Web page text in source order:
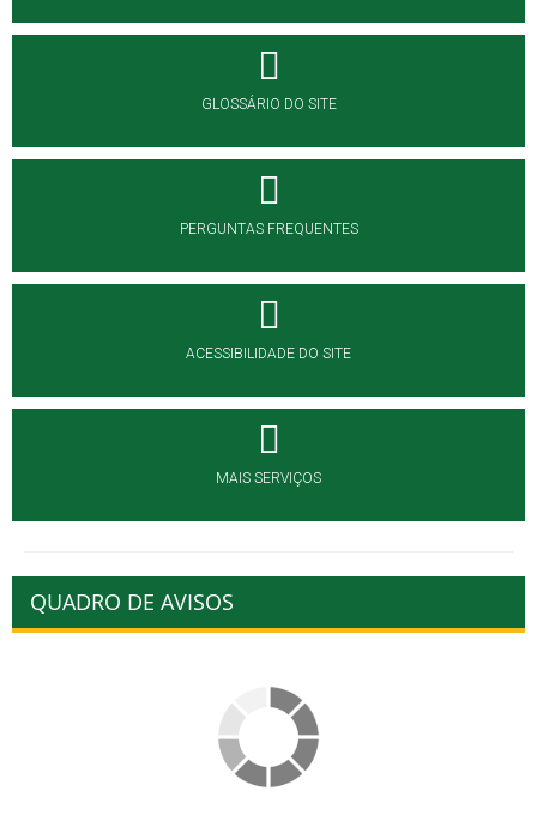
GLOSSÁRIO DO SITE
PERGUNTAS FREQUENTES
ACESSIBILIDADE DO SITE
MAIS SERVIÇOS
QUADRO DE AVISOS